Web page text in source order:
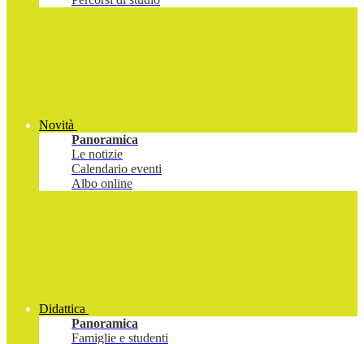
Novità
Panoramica
Le notizie
Calendario eventi
Albo online
Didattica
Panoramica
Famiglie e studenti